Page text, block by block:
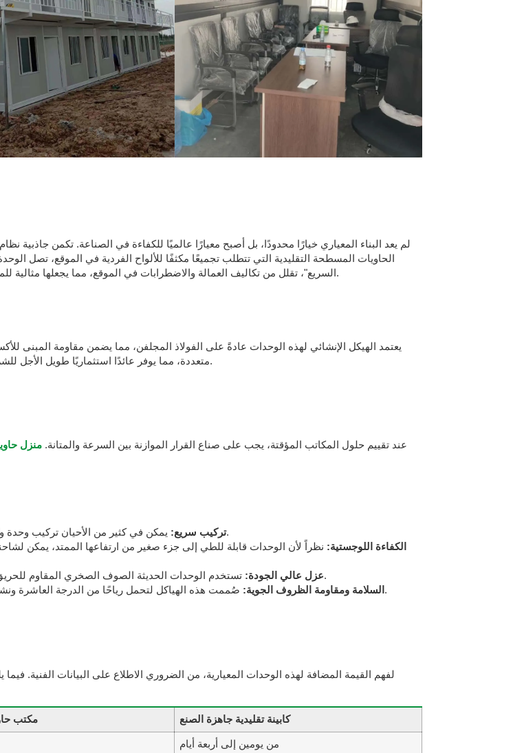
لم يعد البناء المعياري خيارًا محدودًا، بل أصبح معيارًا عالميًا للكفاءة في الصناعة. تكمن
الحاويات المسطحة التقليدية التي تتطلب تجميعًا مكثفًا للألواح الفردية في الموقع، تصل
السريع"، تقلل من تكاليف العمالة والاضطرابات في الموقع، مما يجعلها مثالية للمناطق الحضرية ذات الكثافة السكانية العالية أو مواقع استخراج الموارد النائية.
يعتمد الهيكل الإنشائي لهذه الوحدات عادةً على الفولاذ المجلفن، مما يضمن مقاومة المبنى
متعددة، مما يوفر عائدًا استثماريًا طويل الأجل للشركات التي تنقل مقراتها الرئيسية بشكل متكرر عبر مراحل المشاريع المختلفة.
عند تقييم حلول المكاتب المؤقتة، يجب على صناع القرار الموازنة بين السرعة والمتانة. منزل
تركيب سريع:يمكن في كثير من الأحيان تركيب وحدة واحدة في أقل من 10 دقائق بمساعدة رافعة صغيرة وفريق مكون من شخصين.
الكفاءة اللوجستية:
عزل عالي الجودة:تستخدم الوحدات الحديثة الصوف الصخري المقاوم للحريق أو الألواح المركبة، مما يضمن تنظيمًا حراريًا ينافس مباني المكاتب التقليدية.
السلامة ومقاومة الظروف الجوية: صُممت هذه الهياكل لتحمل رياحًا من الدرجة العاشرة ونشاطًا زلزاليًا معتدلًا، وهي توفر ملاذًا آمنًا للموظفين في المناخات غير المتوقعة.
لفهم القيمة المضافة لهذه الوحدات المعيارية، من الضروري الاطلاع على البيانات الفنية.
مكتب كابينة تقليدية جاهزة الصنع
من يومين إلى أربعة أيام